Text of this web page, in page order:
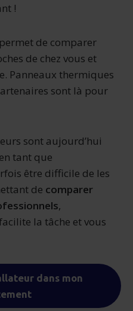
!
de comparer
de chez vous et
Panneaux thermiques
sont là pour
sont aujourd’hui
tant que
être difficile de les
de comparer
,
la tâche et vous
dans mon